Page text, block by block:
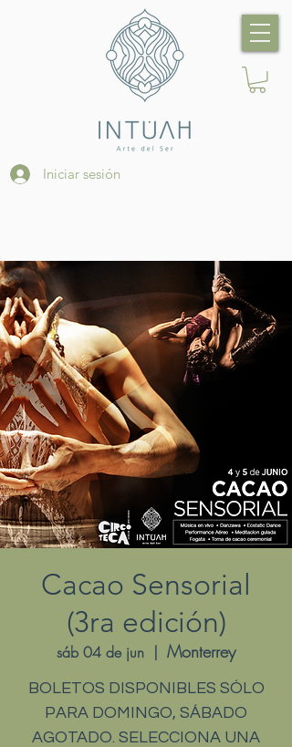
Iniciar sesión
Cacao Sensorial
(3ra edición)
sáb 04 de jun
  |
Monterrey
BOLETOS DISPONIBLES SÓLO
PARA DOMINGO, SÁBADO
AGOTADO. SELECCIONA UNA